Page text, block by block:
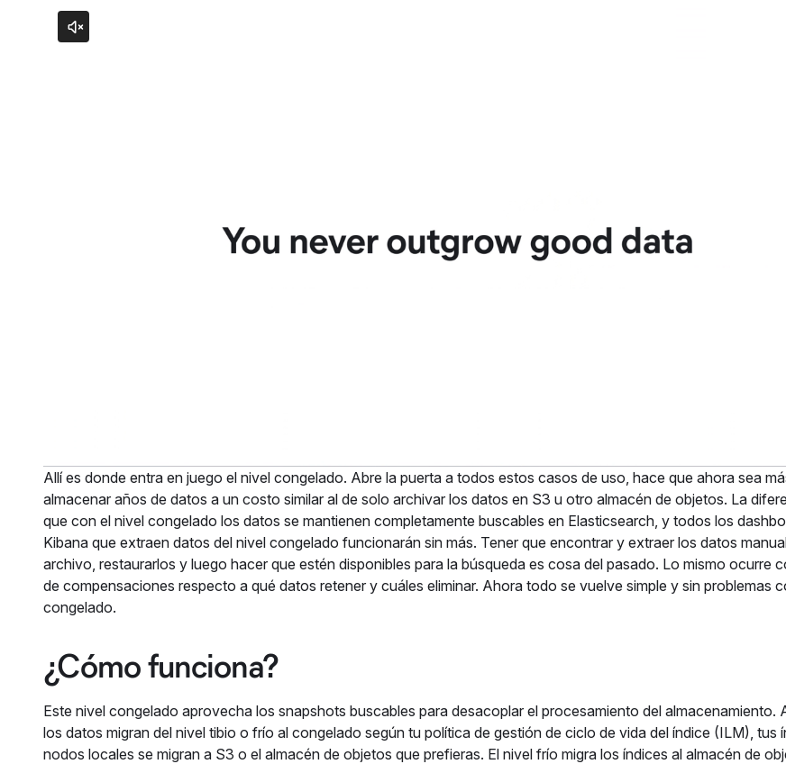
Allí es donde entra en juego el nivel congelado. Abre la puerta a todos estos casos de uso, hace que ahora sea
almacenar años de datos a un costo similar al de solo archivar los datos en S3 u otro almacén de objetos. La
que con el nivel congelado los datos se mantienen completamente buscables en Elasticsearch, y todos los
Kibana que extraen datos del nivel congelado funcionarán sin más. Tener que encontrar y extraer los datos
archivo, restaurarlos y luego hacer que estén disponibles para la búsqueda es cosa del pasado. Lo mismo ocurre
de compensaciones respecto a qué datos retener y cuáles eliminar. Ahora todo se vuelve simple y sin problemas
congelado.
¿Cómo funciona?
Este nivel congelado aprovecha los snapshots buscables para desacoplar el procesamiento del almacenamiento.
los datos migran del nivel tibio o frío al congelado según tu política de gestión de ciclo de vida del índice (ILM), tus
nodos locales se migran a S3 o el almacén de objetos que prefieras. El nivel frío migra los índices al almacén de